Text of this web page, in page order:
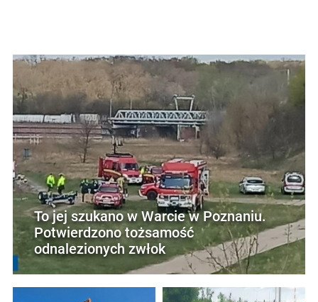
To jej szukano w Warcie w Poznaniu.
Potwierdzono tożsamość
odnalezionych zwłok